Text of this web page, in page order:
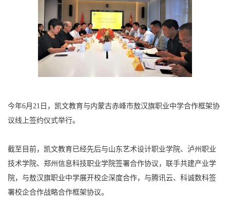
今年6月21日，凯文教育与内蒙古赤峰市敖汉旗职业中学合作框架协
议线上签约仪式举行。
截至目前，凯文教育已经先后与山东艺术设计职业学院、泸州职业
技术学院、郑州信息科技职业学院签署合作协议，联手共建产业学
院，与敖汉旗职业中学展开校企深度合作，与腾讯云、科诚数科签
署校企合作战略合作框架协议。